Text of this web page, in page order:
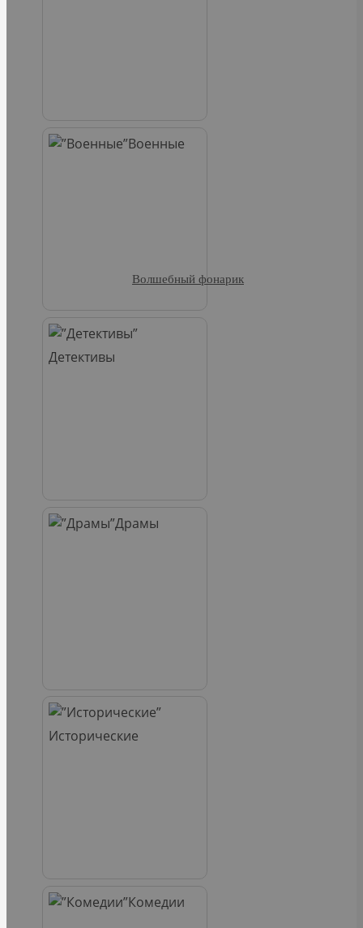
Военные
Детективы
Драмы
Исторические
Комедии
Волшебный фонарик